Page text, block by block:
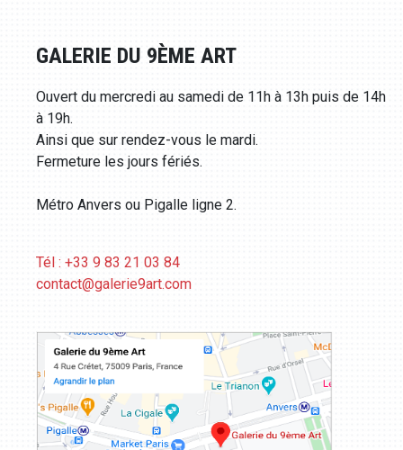
GALERIE DU 9ÈME ART
Ouvert du mercredi au samedi de 11h à 13h puis de 14h
à 19h.
Ainsi que sur rendez-vous le mardi.
Fermeture les jours fériés.
Métro Anvers ou Pigalle ligne 2.
Tél : +33 9 83 21 03 84
contact@galerie9art.com